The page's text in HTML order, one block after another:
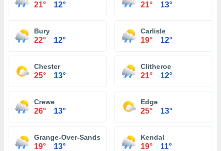
21° 12° 21° 13°
Bury
22° 12°
Carlisle
19° 12°
Chester
25° 13°
Clitheroe
21° 12°
Crewe
26° 13°
Edge
25° 13°
Grange-Over-Sands
19° 13°
Kendal
19° 11°